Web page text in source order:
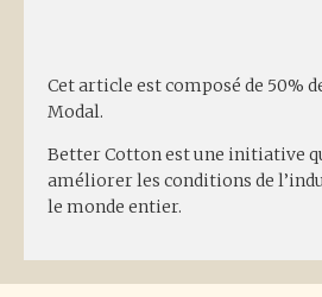
Cet article est composé de 50%
Modal.
Better Cotton est une initiative
améliorer les conditions de
le monde entier.